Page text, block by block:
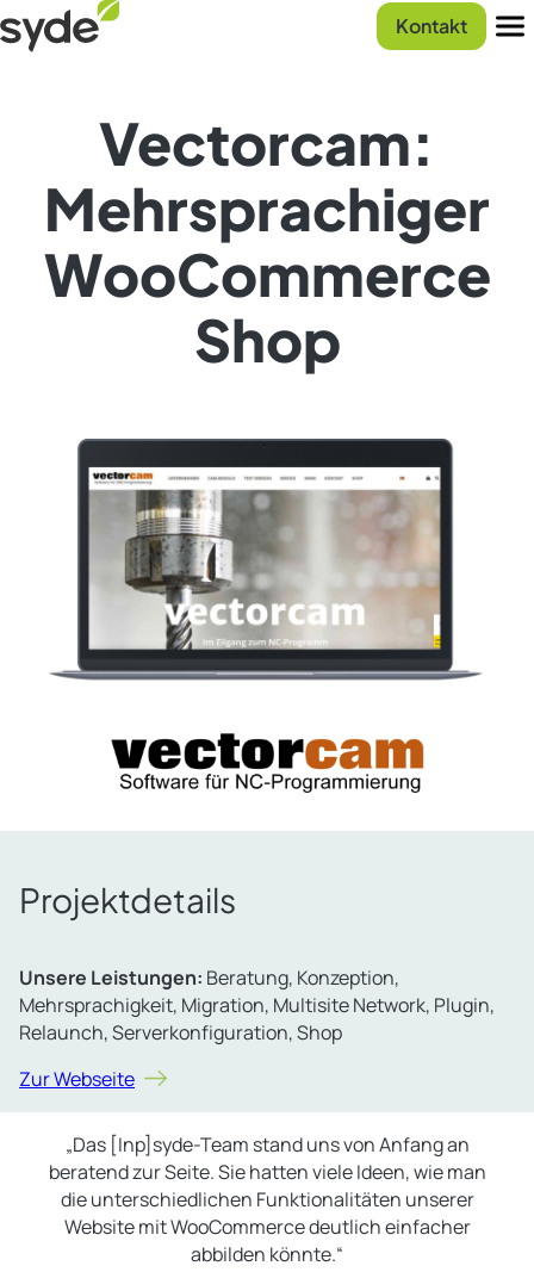
Zum
Inhalt
Syde
Startseite
Kontakt
Vectorcam:
Mehrsprachiger
WooCommerce
Shop
Projektdetails
Unsere Leistungen: Beratung, Konzeption,
Mehrsprachigkeit, Migration, Multisite Network, Plugin,
Relaunch, Serverkonfiguration, Shop
Zur Webseite
„Das [Inp]syde-Team stand uns von Anfang an
beratend zur Seite. Sie hatten viele Ideen, wie man
die unterschiedlichen Funktionalitäten unserer
Website mit WooCommerce deutlich einfacher
abbilden könnte.“